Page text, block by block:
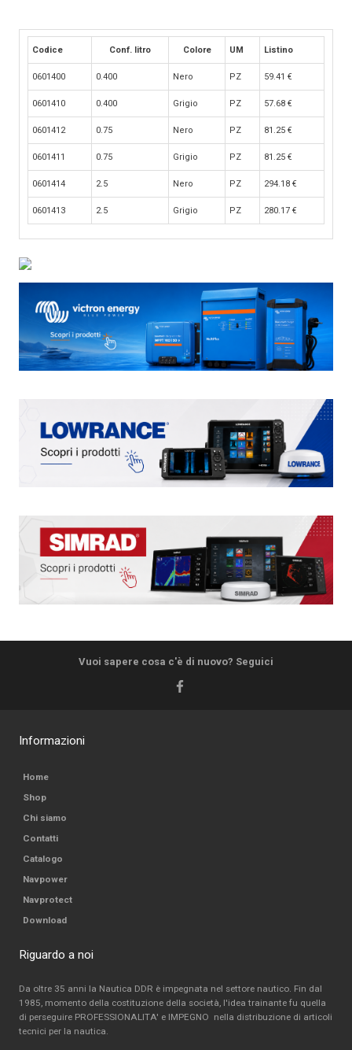
Codice Conf. litro Colore UM Listino
0601400 0.400 Nero PZ 59.41 €
0601410 0.400 Grigio PZ 57.68 €
0601412 0.75 Nero PZ 81.25 €
0601411 0.75 Grigio PZ 81.25 €
0601414 2.5 Nero PZ 294.18 €
0601413 2.5 Grigio PZ 280.17 €
Vuoi sapere cosa c'è di nuovo? Seguici
Informazioni
Home
Shop
Chi siamo
Contatti
Catalogo
Navpower
Navprotect
Download
Riguardo a noi
Da oltre 35 anni la Nautica DDR è impegnata nel settore nautico. Fin dal
1985, momento della costituzione della società, l'idea trainante fu quella
di perseguire PROFESSIONALITA' e IMPEGNO nella distribuzione di articoli
tecnici per la nautica.